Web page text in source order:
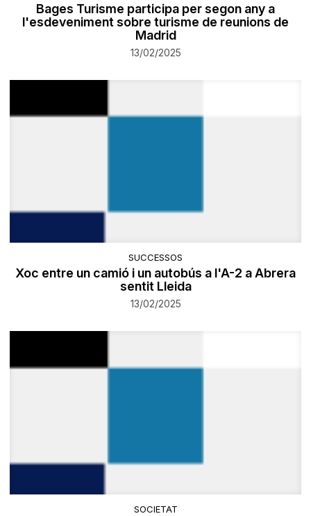
Bages Turisme participa per segon any a
l'esdeveniment sobre turisme de reunions de
Madrid
13/02/2025
SUCCESSOS
Xoc entre un camió i un autobús a l'A-2 a Abrera
sentit Lleida
13/02/2025
SOCIETAT